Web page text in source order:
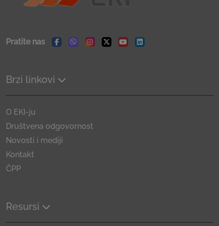
Pratite nas
Facebook
ViberInstagram
TwitterYoutubeLinkedin
Brzi linkovi
O EKI-ju
Društvena odgovornost
Novosti i mediji
Kontakt
ČPP
Resursi